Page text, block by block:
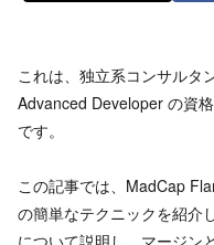
これは、独立系コンサルタ
Advanced Developer の資
です。
この記事では、MadCap
の簡単なテクニックを紹介
について説明し、マージン